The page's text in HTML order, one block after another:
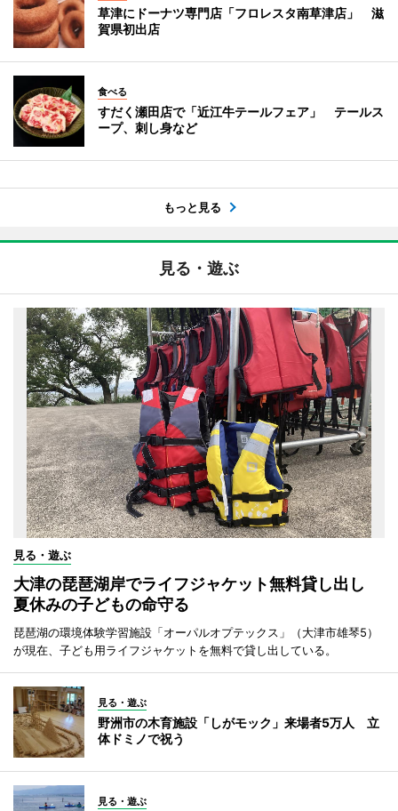
草津にドーナツ専門店「フロレスタ南草津店」 滋
賀県初出店
食べる
すだく瀬田店で「近江牛テールフェア」 テールス
ープ、刺し身など
もっと見る
見る・遊ぶ
見る・遊ぶ
大津の琵琶湖岸でライフジャケット無料貸し出し
夏休みの子どもの命守る
琵琶湖の環境体験学習施設「オーパルオプテックス」（大津市雄琴5）
が現在、子ども用ライフジャケットを無料で貸し出している。
見る・遊ぶ
野洲市の木育施設「しがモック」来場者5万人 立
体ドミノで祝う
見る・遊ぶ